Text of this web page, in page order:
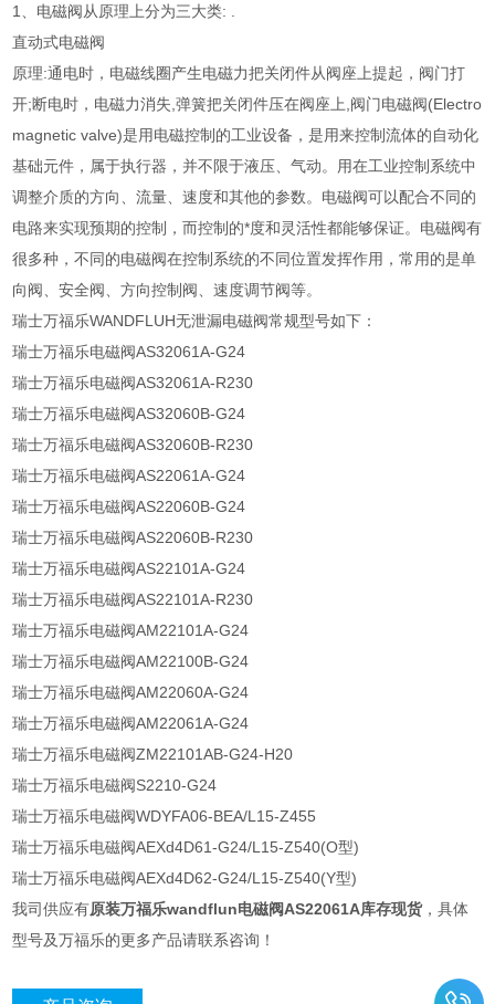
1、电磁阀从原理上分为三大类: .
直动式电磁阀
原理:通电时，电磁线圈产生电磁力把关闭件从阀座上提起，阀门打
开;断电时，电磁力消失,弹簧把关闭件压在阀座上,阀门电磁阀(Electro
magnetic valve)是用电磁控制的工业设备，是用来控制流体的自动化
基础元件，属于执行器，并不限于液压、气动。用在工业控制系统中
调整介质的方向、流量、速度和其他的参数。电磁阀可以配合不同的
电路来实现预期的控制，而控制的*度和灵活性都能够保证。电磁阀有
很多种，不同的电磁阀在控制系统的不同位置发挥作用，常用的是单
向阀、安全阀、方向控制阀、速度调节阀等。
瑞士万福乐WANDFLUH无泄漏电磁阀常规型号如下：
瑞士万福乐电磁阀AS32061A-G24
瑞士万福乐电磁阀AS32061A-R230
瑞士万福乐电磁阀AS32060B-G24
瑞士万福乐电磁阀AS32060B-R230
瑞士万福乐电磁阀AS22061A-G24
瑞士万福乐电磁阀AS22060B-G24
瑞士万福乐电磁阀AS22060B-R230
瑞士万福乐电磁阀AS22101A-G24
瑞士万福乐电磁阀AS22101A-R230
瑞士万福乐电磁阀AM22101A-G24
瑞士万福乐电磁阀AM22100B-G24
瑞士万福乐电磁阀AM22060A-G24
瑞士万福乐电磁阀AM22061A-G24
瑞士万福乐电磁阀ZM22101AB-G24-H20
瑞士万福乐电磁阀S2210-G24
瑞士万福乐电磁阀WDYFA06-BEA/L15-Z455
瑞士万福乐电磁阀AEXd4D61-G24/L15-Z540(O型)
瑞士万福乐电磁阀AEXd4D62-G24/L15-Z540(Y型)
我司供应有原装万福乐wandflun电磁阀AS22061A库存现货，具体
型号及万福乐的更多产品请联系咨询！